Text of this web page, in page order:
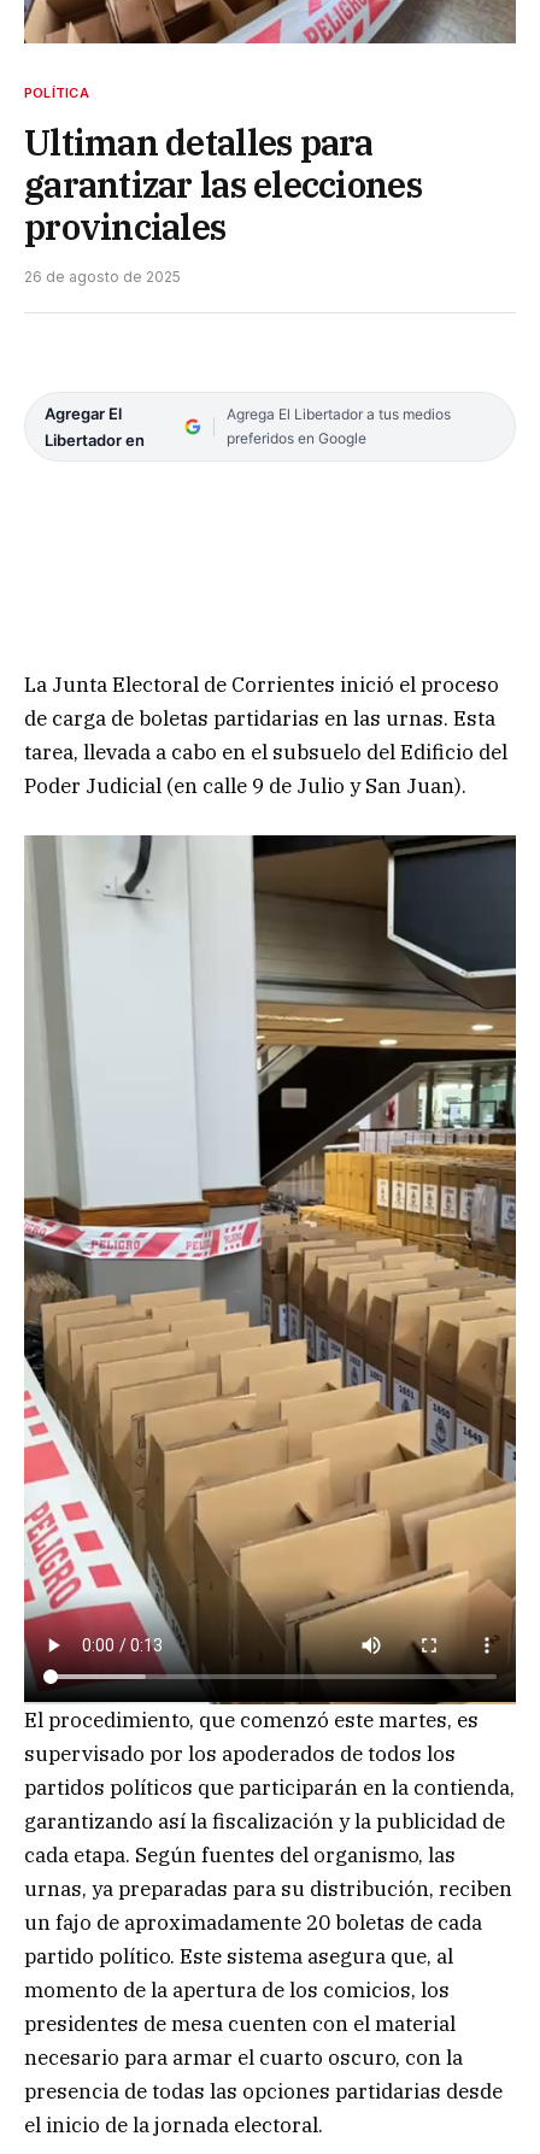
POLÍTICA
Ultiman detalles para
garantizar las elecciones
provinciales
26 de agosto de 2025
Agregar El
Libertador en
Agrega El Libertador a tus medios
preferidos en Google
La Junta Electoral de Corrientes inició el proceso
de carga de boletas partidarias en las urnas. Esta
tarea, llevada a cabo en el subsuelo del Edificio del
Poder Judicial (en calle 9 de Julio y San Juan).
El procedimiento, que comenzó este martes, es
supervisado por los apoderados de todos los
partidos políticos que participarán en la contienda,
garantizando así la fiscalización y la publicidad de
cada etapa. Según fuentes del organismo, las
urnas, ya preparadas para su distribución, reciben
un fajo de aproximadamente 20 boletas de cada
partido político. Este sistema asegura que, al
momento de la apertura de los comicios, los
presidentes de mesa cuenten con el material
necesario para armar el cuarto oscuro, con la
presencia de todas las opciones partidarias desde
el inicio de la jornada electoral.